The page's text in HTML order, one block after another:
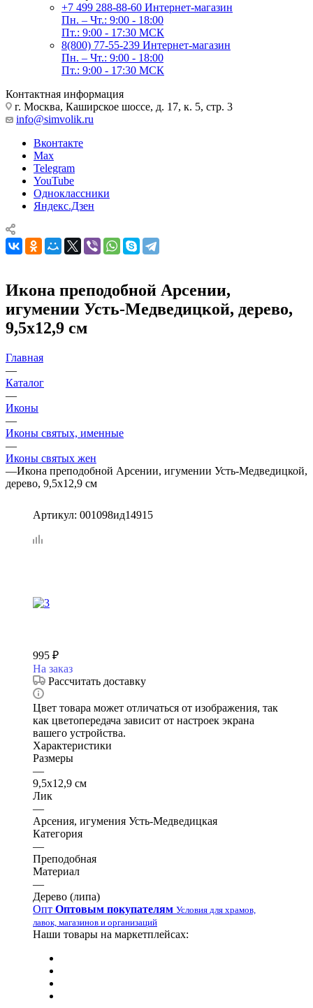
+7 499 288-88-60 Интернет-магазин
Пн. – Чт.: 9:00 - 18:00
Пт.: 9:00 - 17:30 МСК
8(800) 77-55-239 Интернет-магазин
Пн. – Чт.: 9:00 - 18:00
Пт.: 9:00 - 17:30 МСК
Контактная информация
г. Москва, Каширское шоссе, д. 17, к. 5, стр. 3
info@simvolik.ru
Вконтакте
Max
Telegram
YouTube
Одноклассники
Яндекс.Дзен
Икона преподобной Арсении,
игумении Усть-Медведицкой, дерево,
9,5х12,9 см
Главная
—
Каталог
—
Иконы
—
Иконы святых, именные
—
Иконы святых жен
—Икона преподобной Арсении, игумении Усть-Медведицкой,
дерево, 9,5х12,9 см
Артикул: 001098ид14915
995 ₽
На заказ
Рассчитать доставку
Цвет товара может отличаться от изображения, так
как цветопередача зависит от настроек экрана
вашего устройства.
Характеристики
Размеры
—
9,5х12,9 см
Лик
—
Арсения, игумения Усть-Медведицкая
Категория
—
Преподобная
Материал
—
Дерево (липа)
Опт Оптовым покупателям Условия для храмов,
лавок, магазинов и организаций
Наши товары на маркетплейсах: